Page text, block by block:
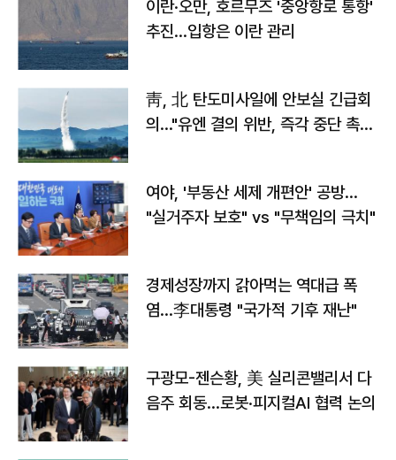
이란·오만, 호르무즈 '중앙항로 통항'
추진…입항은 이란 관리
靑, 北 탄도미사일에 안보실 긴급회
의…"유엔 결의 위반, 즉각 중단 촉
여야, '부동산 세제 개편안' 공방…
"실거주자 보호" vs "무책임의 극치"
경제성장까지 갉아먹는 역대급 폭
염…李대통령 "국가적 기후 재난"
구광모-젠슨황, 美 실리콘밸리서 다
음주 회동…로봇·피지컬AI 협력 논의